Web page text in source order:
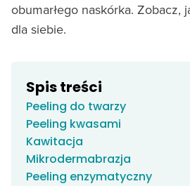
obumarłego naskórka. Zobacz,
dla siebie.
Spis treści
Peeling do twarzy
Peeling kwasami
Kawitacja
Mikrodermabrazja
Peeling enzymatyczny